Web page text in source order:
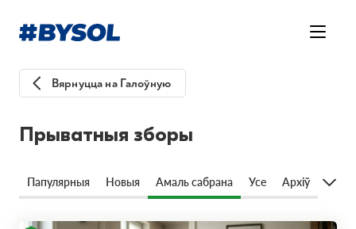
Вярнуцца на Галоўную
Прыватныя зборы
Папулярныя Новыя Амаль сабрана Усе Архіў